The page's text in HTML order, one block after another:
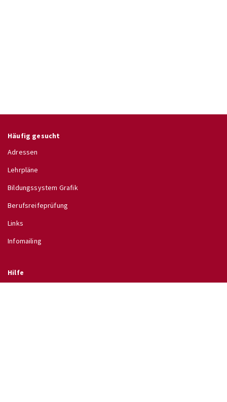
Häufig gesucht
Adressen
Lehrpläne
Bildungssystem Grafik
Berufsreifeprüfung
Links
Infomailing
Hilfe